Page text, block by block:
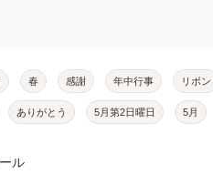
春 感謝 年中行事 リボン
ありがとう 5月第2日曜日 5月
ル